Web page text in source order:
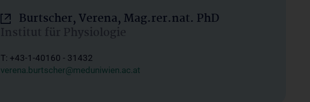
Burtscher, Verena, Mag.rer.nat. PhD
Institut für Physiologie
T: +43-1-40160 - 31432
verena.burtscher@meduniwien.ac.at